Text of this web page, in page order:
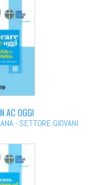
AC OGGI
- SETTORE GIOVANI